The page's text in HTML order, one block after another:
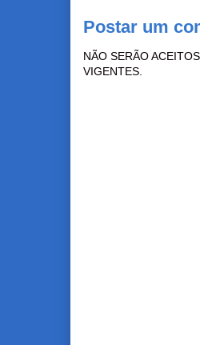
Postar um
NÃO SERÃO
VIGENTES.